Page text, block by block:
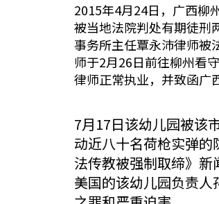
2015年4月24日，广西柳
被当地法院判处有期徒刑
事务所主任覃永沛律师被
师于2月26日前往柳州看
律师正常执业，并致函广
7月17日该幼儿园被该
动近八十名荷枪实弹
法传教被强制取缔》
美国的该幼儿园负责